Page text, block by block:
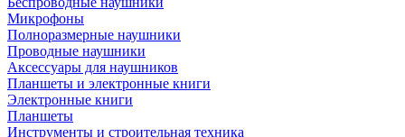
Микрофоны
Полноразмерные наушники
Проводные наушники
Аксессуары для наушников
Планшеты и электронные книги
Электронные книги
Планшеты
Инструменты и строительная техника